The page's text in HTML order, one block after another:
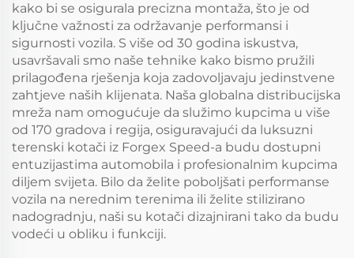
kako bi se osigurala precizna montaža, što je od
ključne važnosti za održavanje performansi i
sigurnosti vozila. S više od 30 godina iskustva,
usavršavali smo naše tehnike kako bismo pružili
prilagođena rješenja koja zadovoljavaju jedinstvene
zahtjeve naših klijenata. Naša globalna distribucijska
mreža nam omogućuje da služimo kupcima u više
od 170 gradova i regija, osiguravajući da luksuzni
terenski kotači iz Forgex Speed-a budu dostupni
entuzijastima automobila i profesionalnim kupcima
diljem svijeta. Bilo da želite poboljšati performanse
vozila na nerednim terenima ili želite stilizirano
nadogradnju, naši su kotači dizajnirani tako da budu
vodeći u obliku i funkciji.